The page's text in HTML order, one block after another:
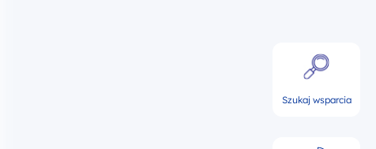
Szukaj wsparcia